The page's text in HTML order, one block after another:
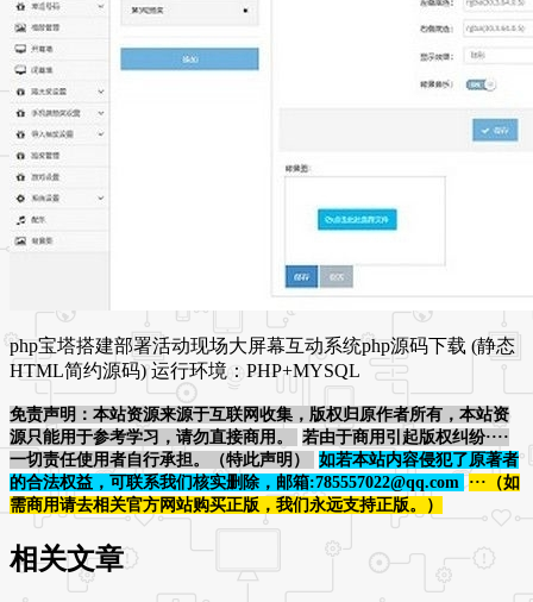
php宝塔搭建部署活动现场大屏幕互动系统php源码下载 (静态
HTML简约源码) 运行环境：PHP+MYSQL
免责声明：本站资源来源于互联网收集，版权归原作者所有，本站资
源只能用于参考学习，请勿直接商用。
若由于商用引起版权纠纷····
一切责任使用者自行承担。（特此声明）
如若本站内容侵犯了原著者
的合法权益，可联系我们核实删除，邮箱:785557022@qq.com
···（如
需商用请去相关官方网站购买正版，我们永远支持正版。）
相关文章